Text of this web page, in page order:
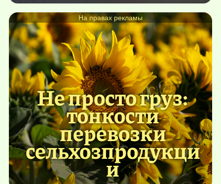
Не просто груз:
тонкости
перевозки
сельхозпродукци
и
На правах рекламы